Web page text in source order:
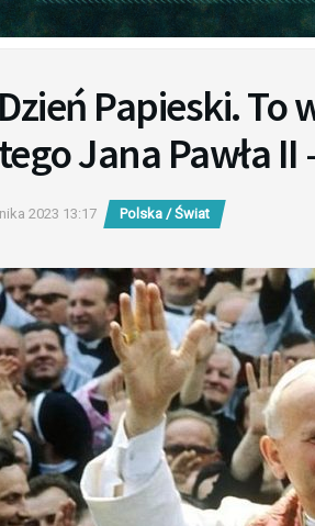
Papieski.
Jana Pawła
2023 13:17 Polska / Świat